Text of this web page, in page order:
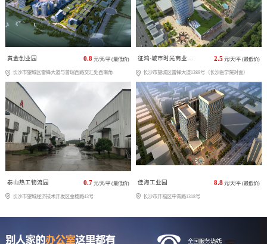
黄金创业园 0.8 元/天/平 (最低价)
长沙市望城区雷锋大道与普瑞西路交汇处西南角
征鸿-城市时光商业广场 2.5 元/天/平 (最低价)
长沙市望城区雷锋大道1389号（长沙医学院对面）
泰山热工物流园 0.7 元/天/平 (最低价)
长沙市望城经济技术开发区金穗路43号
佳海工业园 8.8 元/天/平 (最低价)
长沙市开福区中青路1318号